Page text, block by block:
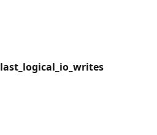
last_logical_io_writes